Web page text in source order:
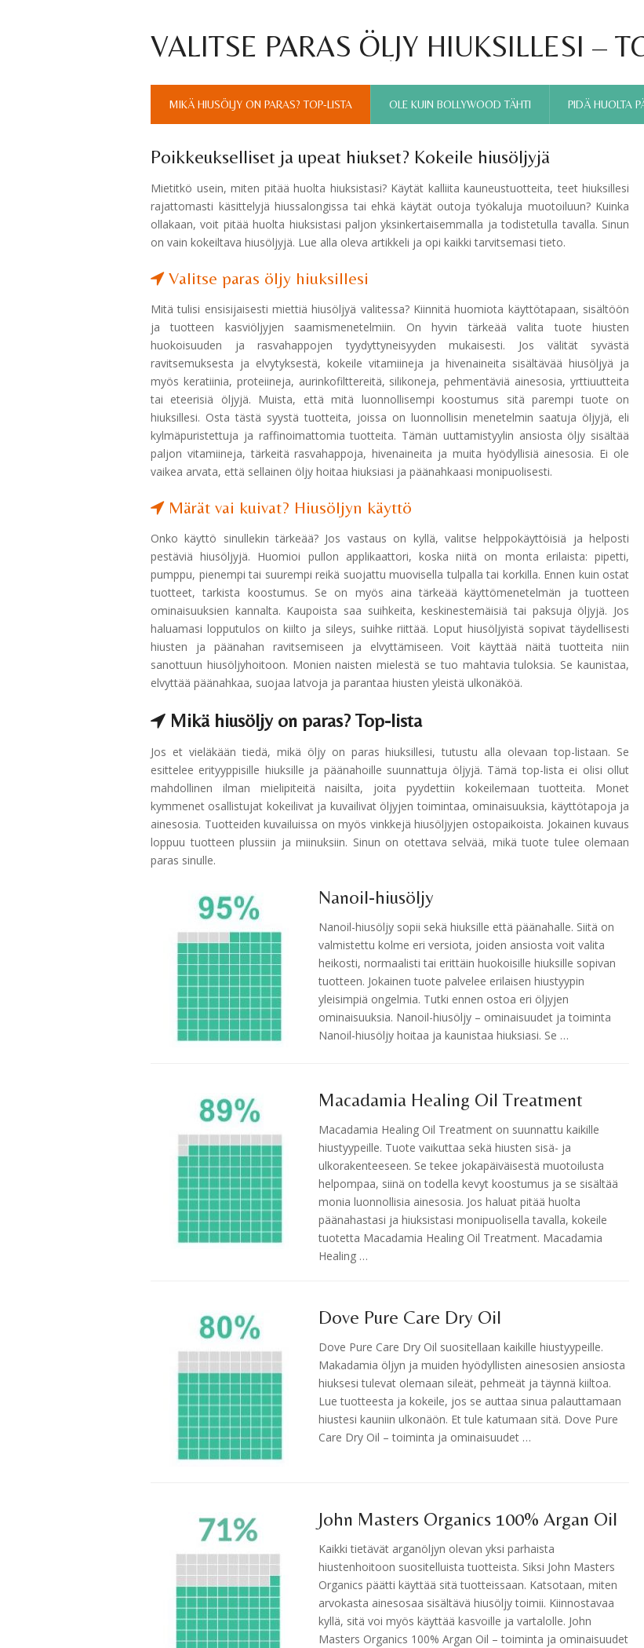
VALITSE PARAS ÖLJY HIUKSILLESI –
MIKÄ HIUSÖLJY ON PARAS? TOP-LISTA OLE KUIN BOLLYWOOD TÄHTI PIDÄ HUOLTA
Poikkeukselliset ja upeat hiukset? Kokeile hiusöljyjä
Mietitkö usein, miten pitää huolta hiuksistasi? Käytät kalliita kauneustuotteita, teet hiuksillesi
rajattomasti käsittelyjä hiussalongissa tai ehkä käytät outoja työkaluja muotoiluun? Kuinka
ollakaan, voit pitää huolta hiuksistasi paljon yksinkertaisemmalla ja todistetulla tavalla. Sinun
on vain kokeiltava hiusöljyjä. Lue alla oleva artikkeli ja opi kaikki tarvitsemasi tieto.
Valitse paras öljy hiuksillesi
Mitä tulisi ensisijaisesti miettiä hiusöljyä valitessa? Kiinnitä huomiota käyttötapaan, sisältöön
ja tuotteen kasviöljyjen saamismenetelmiin. On hyvin tärkeää valita tuote hiusten
huokoisuuden ja rasvahappojen tyydyttyneisyyden mukaisesti. Jos välität syvästä
ravitsemuksesta ja elvytyksestä, kokeile vitamiineja ja hivenaineita sisältävää hiusöljyä ja
myös keratiinia, proteiineja, aurinkofilttereitä, silikoneja, pehmentäviä ainesosia, yrttiuutteita
tai eteerisiä öljyjä. Muista, että mitä luonnollisempi koostumus sitä parempi tuote on
hiuksillesi. Osta tästä syystä tuotteita, joissa on luonnollisin menetelmin saatuja öljyjä, eli
kylmäpuristettuja ja raffinoimattomia tuotteita. Tämän uuttamistyylin ansiosta öljy sisältää
paljon vitamiineja, tärkeitä rasvahappoja, hivenaineita ja muita hyödyllisiä ainesosia. Ei ole
vaikea arvata, että sellainen öljy hoitaa hiuksiasi ja päänahkaasi monipuolisesti.
Märät vai kuivat? Hiusöljyn käyttö
Onko käyttö sinullekin tärkeää? Jos vastaus on kyllä, valitse helppokäyttöisiä ja helposti
pestäviä hiusöljyjä. Huomioi pullon applikaattori, koska niitä on monta erilaista: pipetti,
pumppu, pienempi tai suurempi reikä suojattu muovisella tulpalla tai korkilla. Ennen kuin ostat
tuotteet, tarkista koostumus. Se on myös aina tärkeää käyttömenetelmän ja tuotteen
ominaisuuksien kannalta. Kaupoista saa suihkeita, keskinestemäisiä tai paksuja öljyjä. Jos
haluamasi lopputulos on kiilto ja sileys, suihke riittää. Loput hiusöljyistä sopivat täydellisesti
hiusten ja päänahan ravitsemiseen ja elvyttämiseen. Voit käyttää näitä tuotteita niin
sanottuun hiusöljyhoitoon. Monien naisten mielestä se tuo mahtavia tuloksia. Se kaunistaa,
elvyttää päänahkaa, suojaa latvoja ja parantaa hiusten yleistä ulkonäköä.
Mikä hiusöljy on paras? Top-lista
Jos et vieläkään tiedä, mikä öljy on paras hiuksillesi, tutustu alla olevaan top-listaan. Se
esittelee erityyppisille hiuksille ja päänahoille suunnattuja öljyjä. Tämä top-lista ei olisi ollut
mahdollinen ilman mielipiteitä naisilta, joita pyydettiin kokeilemaan tuotteita. Monet
kymmenet osallistujat kokeilivat ja kuvailivat öljyjen toimintaa, ominaisuuksia, käyttötapoja ja
ainesosia. Tuotteiden kuvailuissa on myös vinkkejä hiusöljyjen ostopaikoista. Jokainen kuvaus
loppuu tuotteen plussiin ja miinuksiin. Sinun on otettava selvää, mikä tuote tulee olemaan
paras sinulle.
Nanoil-hiusöljy
Nanoil-hiusöljy sopii sekä hiuksille että päänahalle. Siitä on
valmistettu kolme eri versiota, joiden ansiosta voit valita
heikosti, normaalisti tai erittäin huokoisille hiuksille sopivan
tuotteen. Jokainen tuote palvelee erilaisen hiustyypin
yleisimpiä ongelmia. Tutki ennen ostoa eri öljyjen
ominaisuuksia. Nanoil-hiusöljy – ominaisuudet ja toiminta
Nanoil-hiusöljy hoitaa ja kaunistaa hiuksiasi. Se …
Macadamia Healing Oil Treatment
Macadamia Healing Oil Treatment on suunnattu kaikille
hiustyypeille. Tuote vaikuttaa sekä hiusten sisä- ja
ulkorakenteeseen. Se tekee jokapäiväisestä muotoilusta
helpompaa, siinä on todella kevyt koostumus ja se sisältää
monia luonnollisia ainesosia. Jos haluat pitää huolta
päänahastasi ja hiuksistasi monipuolisella tavalla, kokeile
tuotetta Macadamia Healing Oil Treatment. Macadamia
Healing …
Dove Pure Care Dry Oil
Dove Pure Care Dry Oil suositellaan kaikille hiustyypeille.
Makadamia öljyn ja muiden hyödyllisten ainesosien ansiosta
hiuksesi tulevat olemaan sileät, pehmeät ja täynnä kiiltoa.
Lue tuotteesta ja kokeile, jos se auttaa sinua palauttamaan
hiustesi kauniin ulkonäön. Et tule katumaan sitä. Dove Pure
Care Dry Oil – toiminta ja ominaisuudet …
John Masters Organics 100% Argan Oil
Kaikki tietävät arganöljyn olevan yksi parhaista
hiustenhoitoon suositelluista tuotteista. Siksi John Masters
Organics päätti käyttää sitä tuotteissaan. Katsotaan, miten
arvokasta ainesosaa sisältävä hiusöljy toimii. Kiinnostavaa
kyllä, sitä voi myös käyttää kasvoille ja vartalolle. John
Masters Organics 100% Argan Oil – toiminta ja ominaisuudet